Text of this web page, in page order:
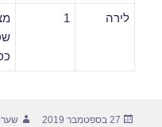
לירה 1
פורסם
27 בספטמבר 2019 שער